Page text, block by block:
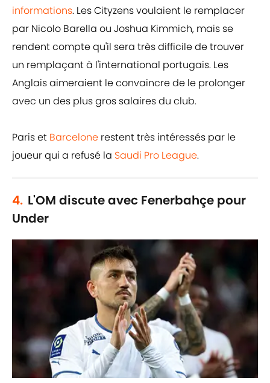
informations. Les Cityzens voulaient le remplacer
par Nicolo Barella ou Joshua Kimmich, mais se
rendent compte qu'il sera très difficile de trouver
un remplaçant à l'international portugais. Les
Anglais aimeraient le convaincre de le prolonger
avec un des plus gros salaires du club.
Paris et Barcelone restent très intéressés par le
joueur qui a refusé la Saudi Pro League.
4. L'OM discute avec Fenerbahçe pour
Under